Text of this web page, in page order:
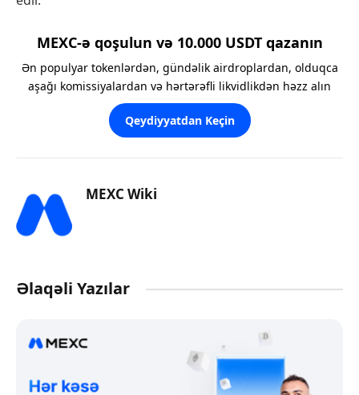
MEXC-ə qoşulun və 10.000 USDT qazanın
Ən populyar tokenlərdən, gündəlik airdroplardan, olduqca
aşağı komissiyalardan və hərtərəfli likvidlikdən həzz alın
Qeydiyyatdan Keçin
MEXC Wiki
Əlaqəli Yazılar